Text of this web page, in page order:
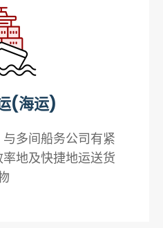
(海运)
多间船务公司有紧
地及快捷地运送货